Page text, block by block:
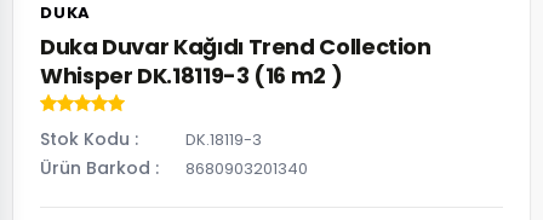
DUKA
Duka Duvar Kağıdı Trend Collection
Whisper DK.18119-3 (16 m2 )
Stok Kodu DK.18119-3
Ürün Barkod 8680903201340